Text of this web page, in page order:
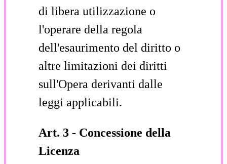
di libera utilizzazione o
l'operare della regola
dell'esaurimento del diritto o
altre limitazioni dei diritti
sull'Opera derivanti dalle
leggi applicabili.
Art. 3 - Concessione della
Licenza